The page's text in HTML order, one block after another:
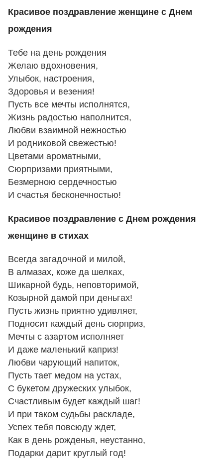
Красивое поздравление женщине с Днем
рождения
Тебе на день рождения
Желаю вдохновения,
Улыбок, настроения,
Здоровья и везения!
Пусть все мечты исполнятся,
Жизнь радостью наполнится,
Любви взаимной нежностью
И родниковой свежестью!
Цветами ароматными,
Сюрпризами приятными,
Безмерною сердечностью
И счастья бесконечностью!
Красивое поздравление с Днем рождения
женщине в стихах
Всегда загадочной и милой,
В алмазах, коже да шелках,
Шикарной будь, неповторимой,
Козырной дамой при деньгах!
Пусть жизнь приятно удивляет,
Подносит каждый день сюрприз,
Мечты с азартом исполняет
И даже маленький каприз!
Любви чарующий напиток,
Пусть тает медом на устах,
С букетом дружеских улыбок,
Счастливым будет каждый шаг!
И при таком судьбы раскладе,
Успех тебя повсюду ждет,
Как в день рожденья, неустанно,
Подарки дарит круглый год!